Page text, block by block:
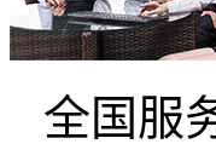
全国服